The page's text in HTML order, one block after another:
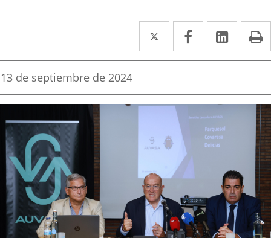
Twitter
Enlace
a
aplicación
externa.
Facebook
Enlace
a
aplicación
externa.
Enlace
a
Fecha
la
13 de septiembre de 2024